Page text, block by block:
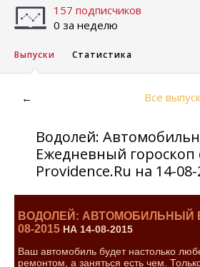
157 подписчиков
0 за неделю
Выпуски Статистика
← Все
Водолей:
Ежедневный гороскоп
Providence.Ru на 14-
ВОДОЛЕЙ: АВТОМОБИЛЬНЫЙ
08-2015 НА 14-08-2015
Ваш автомобиль будет настолько
ремонтом, а заняться есть чем.